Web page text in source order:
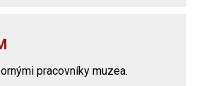
pracovníky muzea.